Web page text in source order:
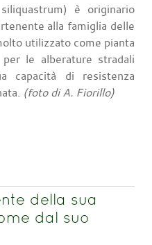
è originario
alla famiglia delle
utilizzato come pianta
le alberature stradali
capacità di resistenza
(foto di A. Fiorillo)
della sua
dal suo